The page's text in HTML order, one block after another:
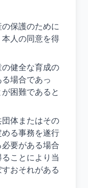
保護のために
人の同意を得
健全な育成の
場合であっ
困難であると
体またはその
る事務を遂行
要がある場合
ことにより当
おそれがある